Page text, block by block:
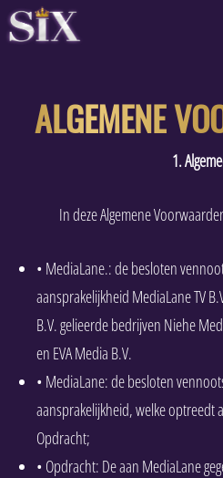
ALGEMENE
1.
In deze Algemene
• MediaLane.: de besloten
aansprakelijkheid MediaLane TV
B.V. gelieerde bedrijven Niehe
en EVA Media B.V.
• MediaLane: de besloten
aansprakelijkheid, welke optreedt
Opdracht;
• Opdracht: De aan MediaLane